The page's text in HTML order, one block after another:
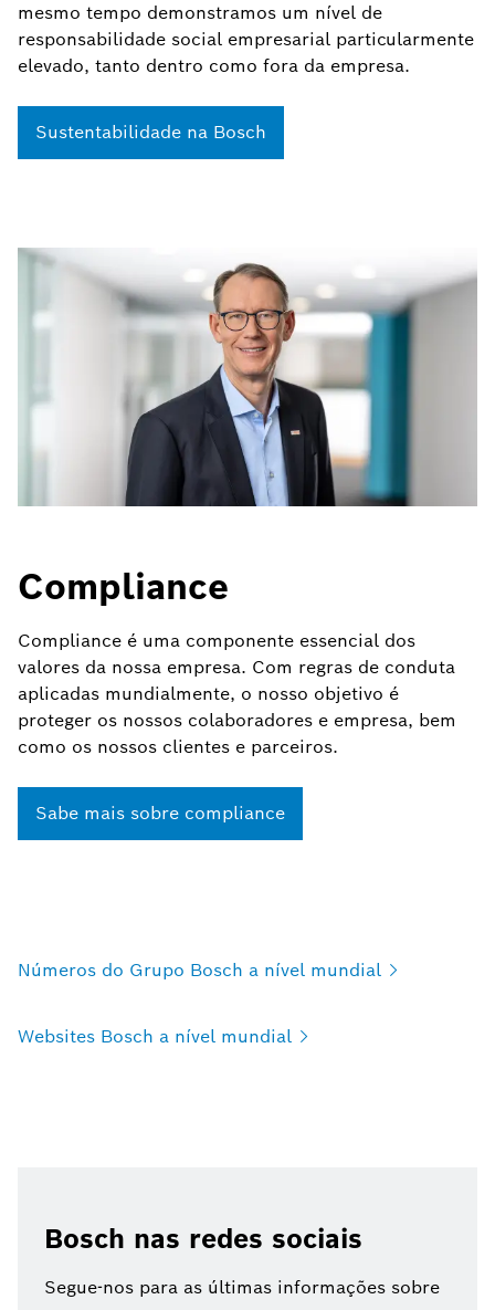
mesmo tempo demonstramos um nível de
responsabilidade social empresarial particularmente
elevado, tanto dentro como fora da empresa.
Sustentabilidade na Bosch
Compliance
Compliance é uma componente essencial dos
valores da nossa empresa. Com regras de conduta
aplicadas mundialmente, o nosso objetivo é
proteger os nossos colaboradores e empresa, bem
como os nossos clientes e parceiros.
Sabe mais sobre compliance
Números do Grupo Bosch a nível mundial
Websites Bosch a nível mundial
Bosch nas redes sociais
Segue-nos para as últimas informações sobre